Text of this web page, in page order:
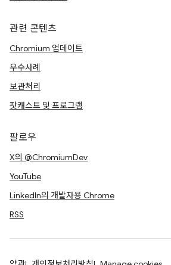
관련 콘텐츠
Chromium 업데이트
우수사례
보관처리
팟캐스트 및 프로그램
팔로우
X의 @ChromiumDev
YouTube
LinkedIn의 개발자용 Chrome
RSS